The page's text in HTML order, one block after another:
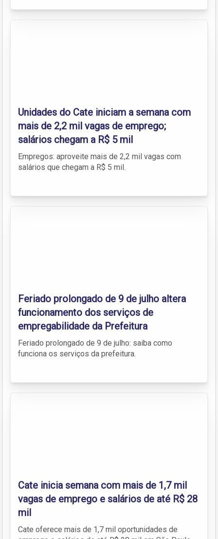
Unidades do Cate iniciam a semana com
mais de 2,2 mil vagas de emprego;
salários chegam a R$ 5 mil
Empregos: aproveite mais de 2,2 mil vagas com
salários que chegam a R$ 5 mil.
Feriado prolongado de 9 de julho altera
funcionamento dos serviços de
empregabilidade da Prefeitura
Feriado prolongado de 9 de julho: saiba como
funciona os serviços da prefeitura.
Cate inicia semana com mais de 1,7 mil
vagas de emprego e salários de até R$ 28
mil
Cate oferece mais de 1,7 mil oportunidades de